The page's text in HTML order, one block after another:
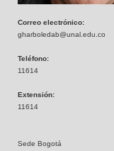
Correo electrónico:
gharboledab@unal.edu.co
Teléfono:
11614
Extensión:
11614
Sede Bogotá